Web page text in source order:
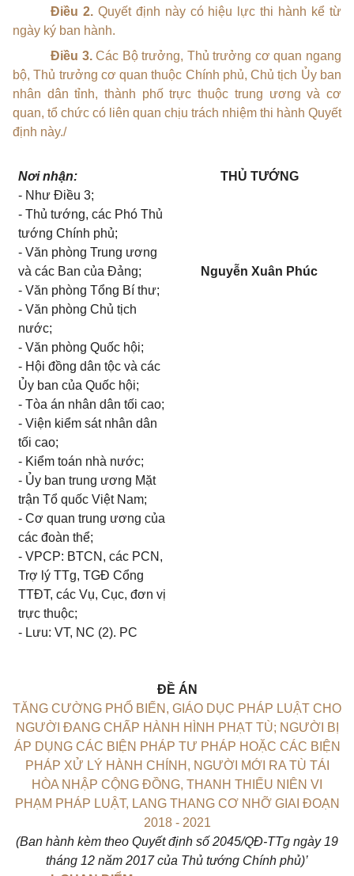
Điều 2. Quyết định này có hiệu lực thi hành kể từ
ngày ký ban hành.
Điều 3. Các Bộ trưởng, Thủ trưởng cơ quan ngang
bộ, Thủ trưởng cơ quan thuộc Chính phủ, Chủ tịch Ủy ban
nhân dân tỉnh, thành phố trực thuộc trung ương và cơ
quan, tổ chức có liên quan chịu trách nhiệm thi hành Quyết
định này./
Nơi nhận:
- Như Điều 3;
- Thủ tướng, các Phó Thủ
tướng Chính phủ;
- Văn phòng Trung ương
và các Ban của Đảng;
- Văn phòng Tổng Bí thư;
- Văn phòng Chủ tịch
nước;
- Văn phòng Quốc hội;
- Hội đồng dân tộc và các
Ủy ban của Quốc hội;
- Tòa án nhân dân tối cao;
- Viện kiểm sát nhân dân
tối cao;
- Kiểm toán nhà nước;
- Ủy ban trung ương Mặt
trận Tổ quốc Việt Nam;
- Cơ quan trung ương của
các đoàn thể;
- VPCP: BTCN, các PCN,
Trợ lý TTg, TGĐ Cổng
TTĐT, các Vụ, Cục, đơn vị
trực thuộc;
- Lưu: VT, NC (2). PC
THỦ TƯỚNG
Nguyễn Xuân Phúc
ĐỀ ÁN
TĂNG CƯỜNG PHỔ BIẾN, GIÁO DỤC PHÁP LUẬT CHO
NGƯỜI ĐANG CHẤP HÀNH HÌNH PHẠT TÙ; NGƯỜI BỊ
ÁP DỤNG CÁC BIỆN PHÁP TƯ PHÁP HOẶC CÁC BIỆN
PHÁP XỬ LÝ HÀNH CHÍNH, NGƯỜI MỚI RA TÙ TÁI
HÒA NHẬP CỘNG ĐỒNG, THANH THIẾU NIÊN VI
PHẠM PHÁP LUẬT, LANG THANG CƠ NHỠ GIAI ĐOẠN
2018 - 2021
(Ban hành kèm theo Quyết định số 2045/QĐ-TTg ngày 19
tháng 12 năm 2017 của Thủ tướng Chính phủ)’